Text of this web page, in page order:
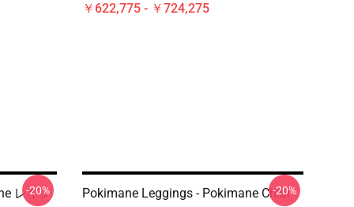
￥622,775 - ￥724,275
レギン
-20%
Pokimane Leggings - Pokimane Chibi
-20%